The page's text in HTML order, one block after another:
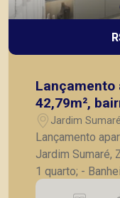
Lançamento
42,79m²,
Sul de
Jardim
Lançamento
Jardim Sumaré,
1 quarto; -
- Cozinha; - 1 vaga de